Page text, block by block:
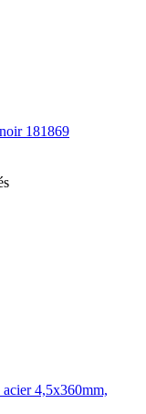
181869
4,5x360mm,